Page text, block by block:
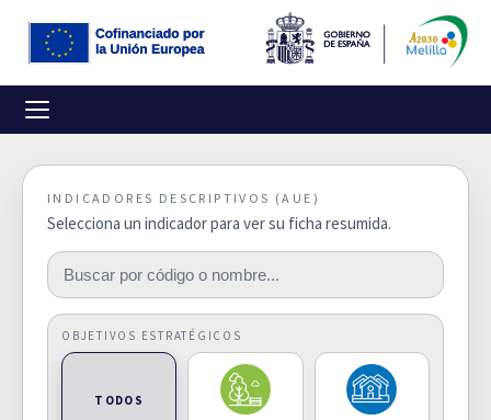
INDICADORES DESCRIPTIVOS (AUE)
Selecciona un indicador para ver su ficha resumida.
OBJETIVOS ESTRATÉGICOS
TODOS